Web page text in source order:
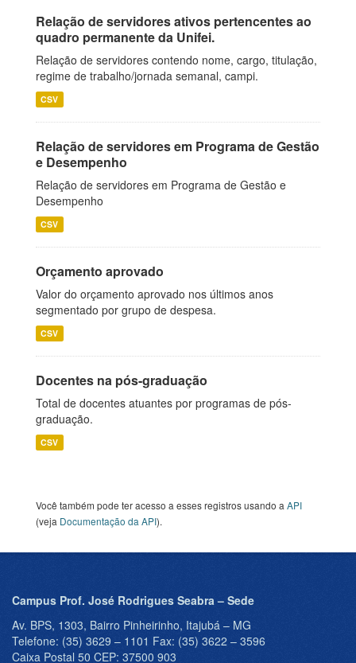
Relação de servidores ativos pertencentes ao
quadro permanente da Unifei.
Relação de servidores contendo nome, cargo, titulação,
regime de trabalho/jornada semanal, campi.
CSV
Relação de servidores em Programa de Gestão
e Desempenho
Relação de servidores em Programa de Gestão e
Desempenho
CSV
Orçamento aprovado
Valor do orçamento aprovado nos últimos anos
segmentado por grupo de despesa.
CSV
Docentes na pós-graduação
Total de docentes atuantes por programas de pós-
graduação.
CSV
Você também pode ter acesso a esses registros usando a API
(veja Documentação da API).
Campus Prof. José Rodrigues Seabra – Sede
Av. BPS, 1303, Bairro Pinheirinho, Itajubá – MG
Telefone: (35) 3629 – 1101 Fax: (35) 3622 – 3596
Caixa Postal 50 CEP: 37500 903